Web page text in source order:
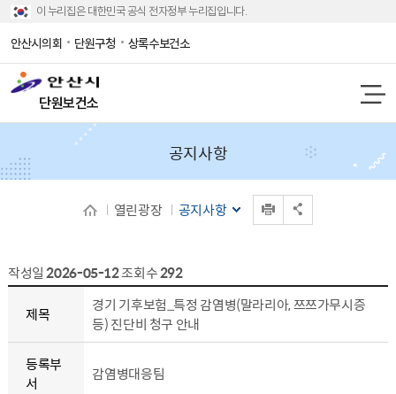
이 누리집은 대한민국 공식 전자정부 누리집입니다.
안산시의회 단원구청 상록수보건소
단원보건소
공지사항
열린광장 공지사항
작성일2026-05-12조회수292
제목
경기 기후보험_특정 감염병(말라리아, 쯔쯔가무시증
등) 진단비 청구 안내
등록부
서
감염병대응팀